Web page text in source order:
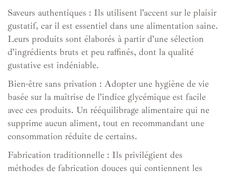
Saveurs authentiques : Ils utilisent l’accent sur le plaisir
gustatif, car il est essentiel dans une alimentation saine.
Leurs produits sont élaborés à partir d’une sélection
d’ingrédients bruts et peu raffinés, dont la qualité
gustative est indéniable.
Bien-être sans privation : Adopter une hygiène de vie
basée sur la maîtrise de l’indice glycémique est facile
avec ces produits. Un rééquilibrage alimentaire qui ne
supprime aucun aliment, tout en recommandant une
consommation réduite de certains.
Fabrication traditionnelle : Ils privilégient des
méthodes de fabrication douces qui contiennent les